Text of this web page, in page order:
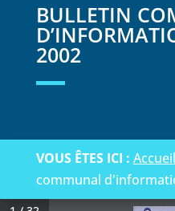
BULLETIN
2002
VOUS ÊTES ICI : Accueil
communal